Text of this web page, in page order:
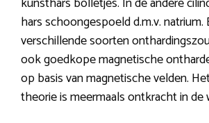
hars schoongespoeld d.m.v. natrium.
verschillende soorten
ook goedkope magnetische
op basis van magnetische velden.
theorie is meermaals ontkracht in de